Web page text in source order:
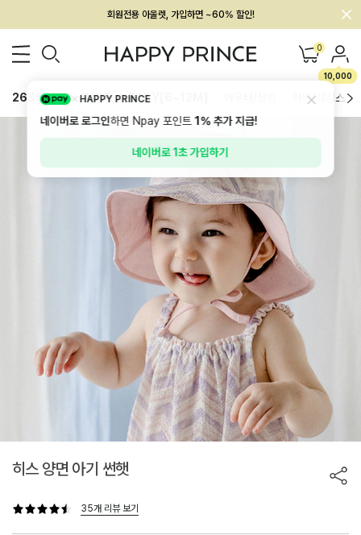
멤버십 최대 28,000원 혜택
0
10,000
26SS 신상 BEST BABY[6~12M] 하의/레깅스
히스 양면 아기 썬햇
35개 리뷰 보기
HAPPY PRINCE
네이버로 로그인하면 Npay 포인트1%추가 지급!
네이버로 1초 가입하기